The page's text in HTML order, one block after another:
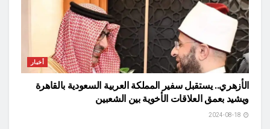
أخبار
الأزهري.. يستقبل سفير المملكة العربية السعودية بالقاهرة
ويشيد بعمق العلاقات الأخوية بين الشعبين